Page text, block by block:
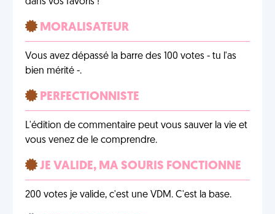
MORALISATEUR
Vous avez dépassé la barre des 100 votes - tu l'as
bien mérité -.
PERFECTIONNISTE
L'édition de commentaire peut vous sauver la vie et
vous venez de le comprendre.
JE VALIDE, MA SOURIS FONCTIONNE
200 votes je valide, c'est une VDM. C'est la base.